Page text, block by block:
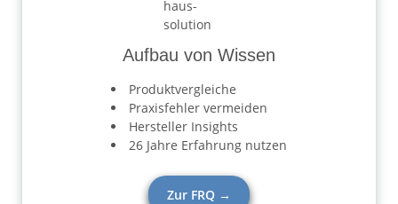
Aufbau von Wissen
Produktvergleiche
Praxisfehler vermeiden
Hersteller Insights
26 Jahre Erfahrung nutzen
Zur FRQ →